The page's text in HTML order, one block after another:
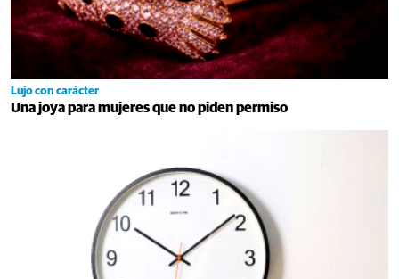
Lujo con carácter
Una joya para mujeres que no piden permiso